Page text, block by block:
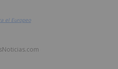
el Europeo